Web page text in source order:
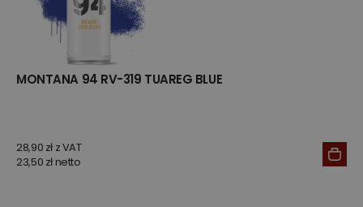
MONTANA 94 RV-319 TUAREG BLUE
28,90 zł z VAT
23,50 zł netto